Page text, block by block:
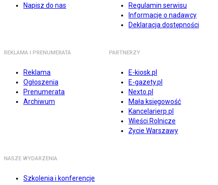
Napisz do nas
Regulamin serwisu
Informacje o nadawcy
Deklaracja dostępności
REKLAMA I PRENUMERATA
Reklama
Ogłoszenia
Prenumerata
Archiwum
PARTNERZY
E-kiosk.pl
E-gazety.pl
Nexto.pl
Mała księgowość
Kancelarierp.pl
Wieści Rolnicze
Życie Warszawy
NASZE WYDARZENIA
Szkolenia i konferencje